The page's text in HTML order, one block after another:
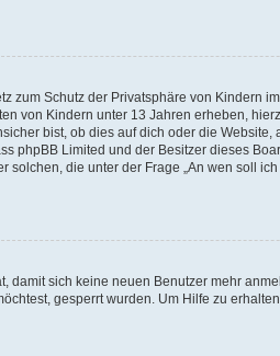
zum Schutz der Privatsphäre von Kindern
von Kindern unter 13 Jahren erheben,
bist, ob dies auf dich oder die Website,
phpBB Limited und der Besitzer dieses
die unter der Frage „An wen soll
damit sich keine neuen Benutzer mehr
gesperrt wurden. Um Hilfe zu